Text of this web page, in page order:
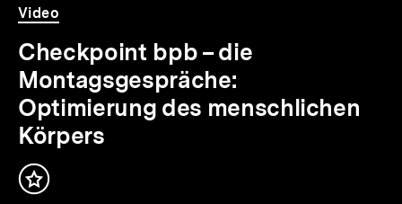
Video
Dauer
35
Min.
Video
Checkpoint bpb – die
Montagsgespräche:
Optimierung des menschlichen
Körpers
Inhalt